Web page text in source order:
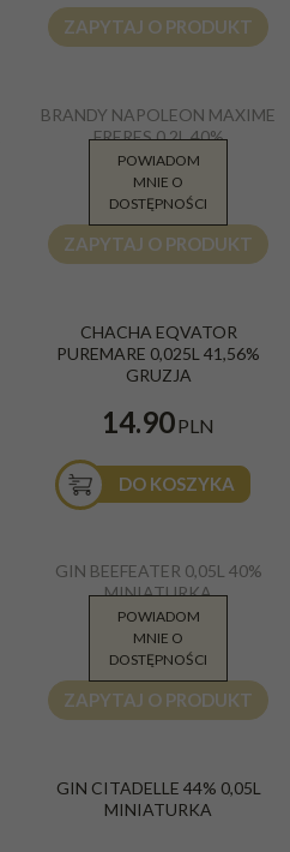
ZAPYTAJ O PRODUKT
40% 0,2L
Francja
BRANDY NAPOLEON MAXIME
FRERES 0,2L 40%
29.00PLN
ZAPYTAJ O PRODUKT
POWIADOM
MNIE O
DOSTĘPNOŚCI
25ml 41,56%
CHACHA EQVATOR
PUREMARE 0,025L 41,56%
GRUZJA
14.90PLN
DO KOSZYKA
GIN BEEFEATER 0,05L 40%
MINIATURKA
14.00PLN
ZAPYTAJ O PRODUKT
POWIADOM
MNIE O
DOSTĘPNOŚCI
miniaturka
GIN CITADELLE 44% 0,05L
MINIATURKA